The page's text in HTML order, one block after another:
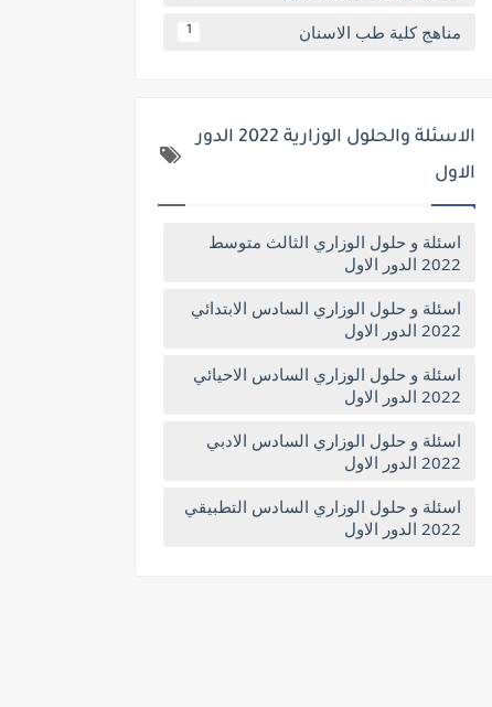
مناهج كلية طب الاسنان 1
الاسئلة والحلول الوزارية 2022 الدور
الاول
اسئلة و حلول الوزاري الثالث متوسط
2022 الدور الاول
اسئلة و حلول الوزاري السادس الابتدائي
2022 الدور الاول
اسئلة و حلول الوزاري السادس الاحيائي
2022 الدور الاول
اسئلة و حلول الوزاري السادس الادبي
2022 الدور الاول
اسئلة و حلول الوزاري السادس التطبيقي
2022 الدور الاول